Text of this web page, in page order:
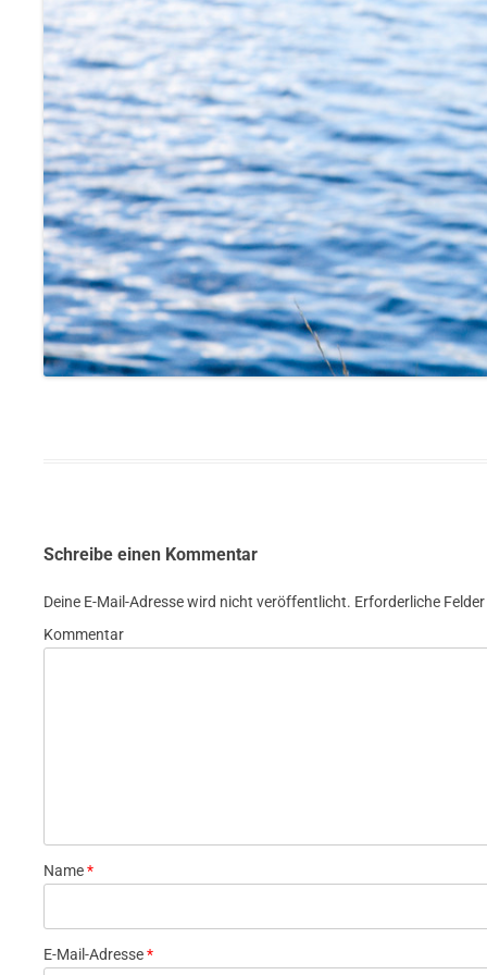
Schreibe einen Kommentar
Deine E-Mail-Adresse wird nicht veröffentlicht. Erforderliche
Kommentar
Name*
E-Mail-Adresse*